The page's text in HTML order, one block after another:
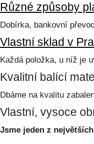
Různé způsoby
Dobírka, bankovní
Vlastní sklad v
Každá položka, u níž je
Kvalitní balící
Dbáme na kvalitu
Vlastní, vysoce
Jsme jeden z